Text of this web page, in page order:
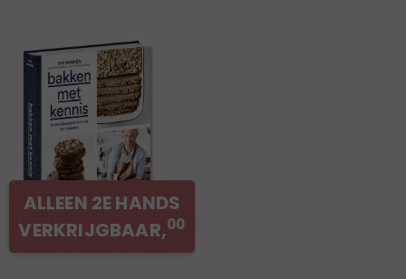
ALLEEN 2E HANDS
VERKRIJGBAAR,00